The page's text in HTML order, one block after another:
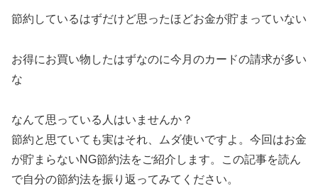
節約しているはずだけど思ったほどお金が貯まっていない
お得にお買い物したはずなのに今月のカードの請求が多い
な
なんて思っている人はいませんか？
節約と思ていても実はそれ、ムダ使いですよ。今回はお金
が貯まらないNG節約法をご紹介します。この記事を読ん
で自分の節約法を振り返ってみてください。